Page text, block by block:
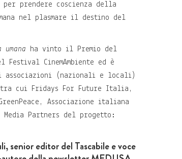
prendere coscienza della
nel plasmare il destino del
ha vinto il Premio del
CinemAmbiente ed è
associazioni (nazionali e locali)
cui Fridays For Future Italia,
Associazione italiana
Media Partners del progetto:
senior editor del Tascabile e voce